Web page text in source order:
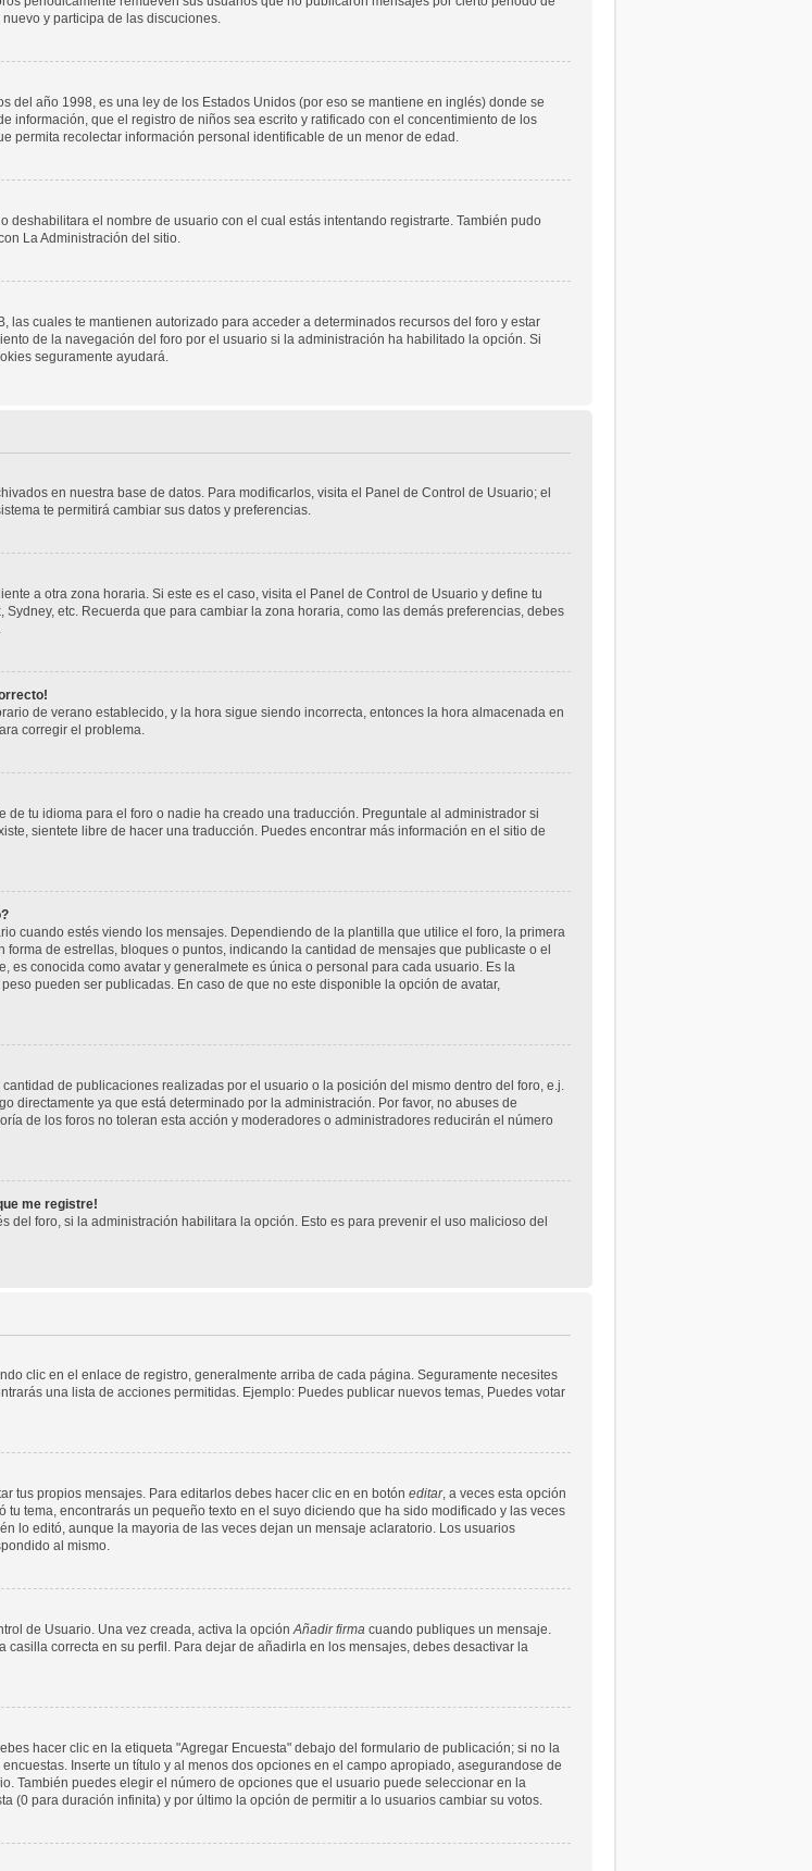
y participa de las discuciones.
del año 1998, es una ley de los Estados Unidos (por eso se mantiene en inglés) donde se
información, que el registro de niños sea escrito y ratificado con el concentimiento de los
permita recolectar información personal identificable de un menor de edad.
el nombre de usuario con el cual estás intentando registrarte. También pudo
La Administración del sitio.
las cuales te mantienen autorizado para acceder a determinados recursos del foro y estar
de la navegación del foro por el usuario si la administración ha habilitado la opción. Si
seguramente ayudará.
en nuestra base de datos. Para modificarlos, visita el Panel de Control de Usuario; el
te permitirá cambiar sus datos y preferencias.
a otra zona horaria. Si este es el caso, visita el Panel de Control de Usuario y define tu
etc. Recuerda que para cambiar la zona horaria, como las demás preferencias, debes
de verano establecido, y la hora sigue siendo incorrecta, entonces la hora almacenada en
corregir el problema.
tu idioma para el foro o nadie ha creado una traducción. Preguntale al administrador si
sientete libre de hacer una traducción. Puedes encontrar más información en el sitio de
cuando estés viendo los mensajes. Dependiendo de la plantilla que utilice el foro, la primera
de estrellas, bloques o puntos, indicando la cantidad de mensajes que publicaste o el
es conocida como avatar y generalmete es única o personal para cada usuario. Es la
pueden ser publicadas. En caso de que no este disponible la opción de avatar,
de publicaciones realizadas por el usuario o la posición del mismo dentro del foro, e.j.
directamente ya que está determinado por la administración. Por favor, no abuses de
de los foros no toleran esta acción y moderadores o administradores reducirán el número
me registre!
del foro, si la administración habilitara la opción. Esto es para prevenir el uso malicioso del
clic en el enlace de registro, generalmente arriba de cada página. Seguramente necesites
una lista de acciones permitidas. Ejemplo: Puedes publicar nuevos temas, Puedes votar
tus propios mensajes. Para editarlos debes hacer clic en en botón editar, a veces esta opción
tema, encontrarás un pequeño texto en el suyo diciendo que ha sido modificado y las veces
lo editó, aunque la mayoria de las veces dejan un mensaje aclaratorio. Los usuarios
al mismo.
de Usuario. Una vez creada, activa la opción Añadir firma cuando publiques un mensaje.
correcta en su perfil. Para dejar de añadirla en los mensajes, debes desactivar la
hacer clic en la etiqueta "Agregar Encuesta" debajo del formulario de publicación; si no la
Inserte un título y al menos dos opciones en el campo apropiado, asegurandose de
También puedes elegir el número de opciones que el usuario puede seleccionar en la
(0 para duración infinita) y por último la opción de permitir a lo usuarios cambiar su votos.